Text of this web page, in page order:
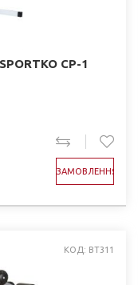
CP-1
ЗАМОВЛЕННЯ
КОД: BT311